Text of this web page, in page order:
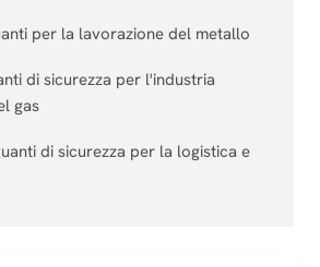
per la lavorazione del metallo
di sicurezza per l'industria
gas
di sicurezza per la logistica e